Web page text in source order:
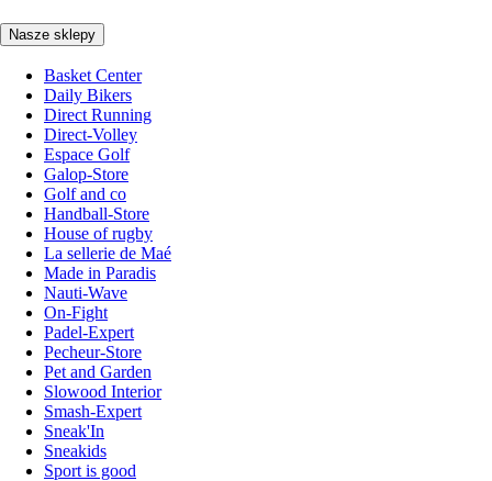
Nasze sklepy
Basket Center
Daily Bikers
Direct Running
Direct-Volley
Espace Golf
Galop-Store
Golf and co
Handball-Store
House of rugby
La sellerie de Maé
Made in Paradis
Nauti-Wave
On-Fight
Padel-Expert
Pecheur-Store
Pet and Garden
Slowood Interior
Smash-Expert
Sneak'In
Sneakids
Sport is good